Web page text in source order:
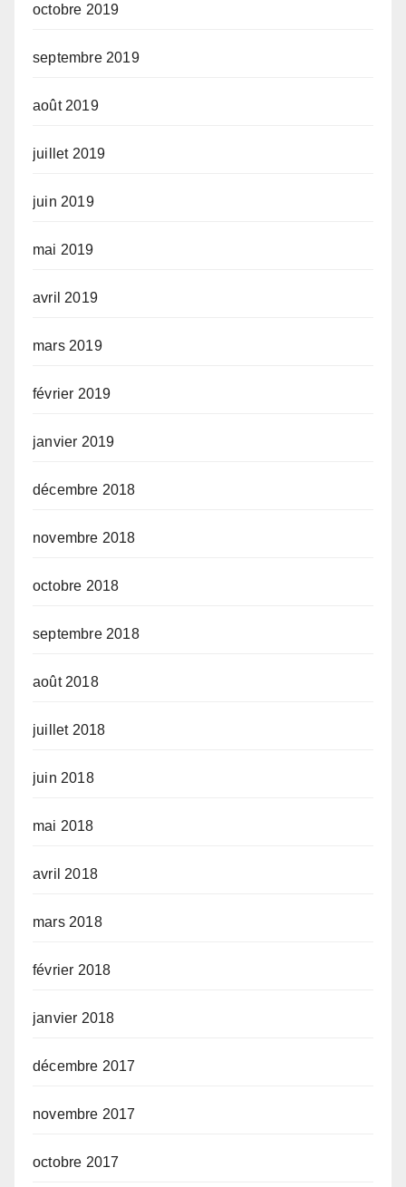
octobre 2019
septembre 2019
août 2019
juillet 2019
juin 2019
mai 2019
avril 2019
mars 2019
février 2019
janvier 2019
décembre 2018
novembre 2018
octobre 2018
septembre 2018
août 2018
juillet 2018
juin 2018
mai 2018
avril 2018
mars 2018
février 2018
janvier 2018
décembre 2017
novembre 2017
octobre 2017